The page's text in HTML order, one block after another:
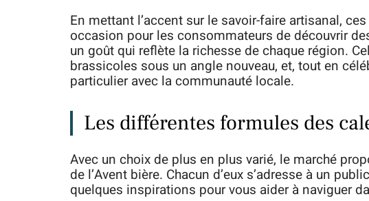
En mettant l’accent sur le savoir-faire artisanal,
occasion pour les consommateurs de découvrir
un goût qui reflète la richesse de chaque région.
brassicoles sous un angle nouveau, et, tout en
particulier avec la communauté locale.
Les différentes formules des
Avec un choix de plus en plus varié, le marché
de l’Avent bière. Chacun d’eux s’adresse à un
quelques inspirations pour vous aider à naviguer